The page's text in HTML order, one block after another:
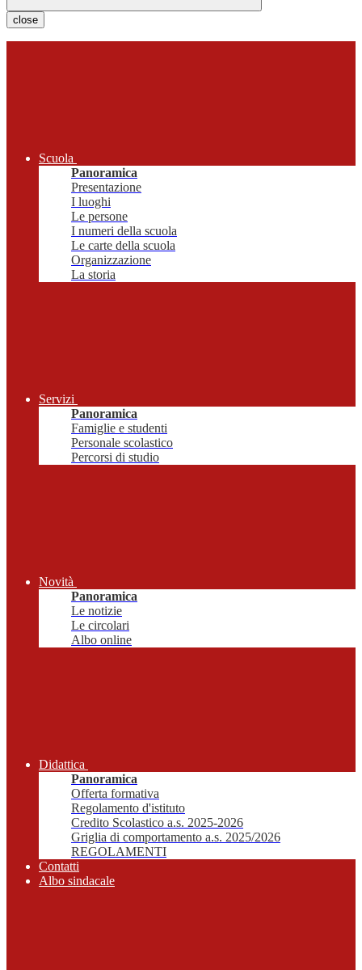
close
Scuola
Panoramica
Presentazione
I luoghi
Le persone
I numeri della scuola
Le carte della scuola
Organizzazione
La storia
Servizi
Panoramica
Famiglie e studenti
Personale scolastico
Percorsi di studio
Novità
Panoramica
Le notizie
Le circolari
Albo online
Didattica
Panoramica
Offerta formativa
Regolamento d'istituto
Credito Scolastico a.s. 2025-2026
Griglia di comportamento a.s. 2025/2026
REGOLAMENTI
Contatti
Albo sindacale